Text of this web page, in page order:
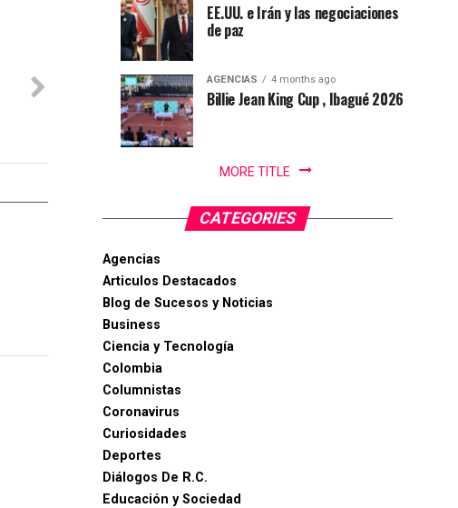
celebró
Campeonato
Natación
PanAm...
EE.UU. e Irán y las negociaciones
de paz
AGENCIAS 4 months ago
Billie Jean King Cup , Ibagué 2026
MORE TITLE
CATEGORIES
Agencias
Articulos Destacados
Blog de Sucesos y Noticias
Business
Ciencia y Tecnología
Colombia
Columnistas
Coronavirus
Curiosidades
Deportes
Diálogos De R.C.
Educación y Sociedad